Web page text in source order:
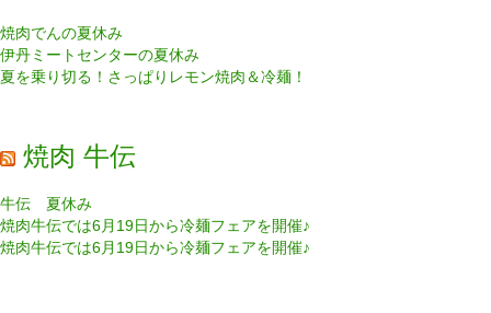
焼肉でんの夏休み
伊丹ミートセンターの夏休み
夏を乗り切る！さっぱりレモン焼肉＆冷麺！
焼肉 牛伝
牛伝 夏休み
焼肉牛伝では6月19日から冷麺フェアを開催♪
焼肉牛伝では6月19日から冷麺フェアを開催♪